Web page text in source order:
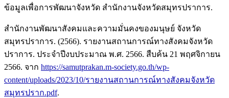
ข้อมูลเพื่อการพัฒนาจังหวัด สำนักงานจังหวัดสมุทรปราการ.
สำนักงานพัฒนาสังคมและความมั่นคงของมนุษย์ จังหวัด
สมุทรปราการ. (2566). รายงานสถานการณ์ทางสังคมจังหวัด
ปราการ. ประจำปีงบประมาณ พ.ศ. 2566. สืบค้น 21 พฤศจิกายน
2566. จาก https://samutprakan.m-society.go.th/wp-
content/uploads/2023/10/รายงานสถานการณ์ทางสังคมจังหวัด
สมุทรปราก.pdf.